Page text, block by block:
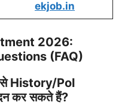
ekjob.in
2026:
(FAQ)
History/Pol
कर सकते हैं?